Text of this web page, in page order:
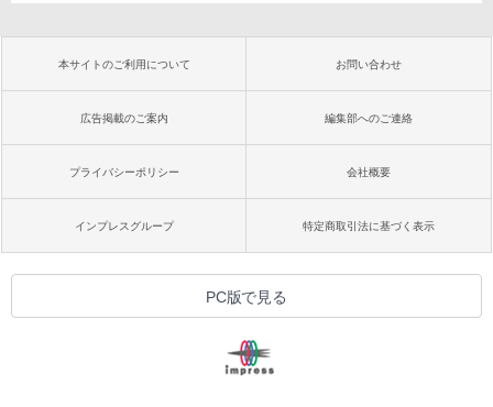
本サイトのご利用について お問い合わせ
広告掲載のご案内 編集部へのご連絡
プライバシーポリシー 会社概要
インプレスグループ 特定商取引法に基づく表示
PC版で見る